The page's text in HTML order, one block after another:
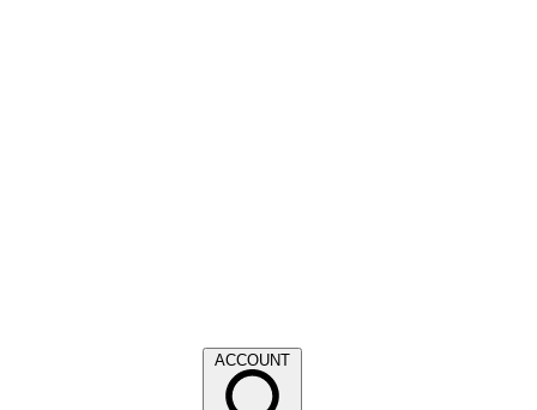
ACCOUNT